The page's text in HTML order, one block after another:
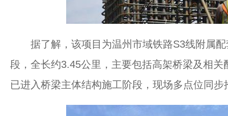
据了解，该项目为温州市域铁路S3线附属配
段，全长约3.45公里，主要包括高架桥梁及相
已进入桥梁主体结构施工阶段，现场多点位同步